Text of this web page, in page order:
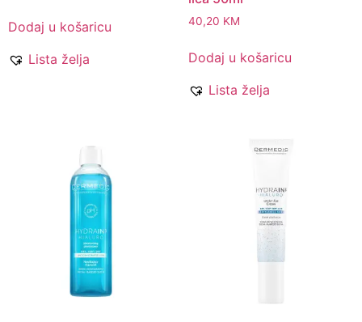
Dodaj u košaricu
Lista želja
40,20 KM
Dodaj u košaricu
Lista želja